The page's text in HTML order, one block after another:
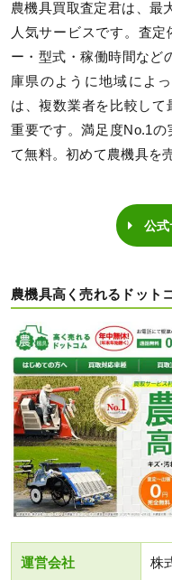
農機具買取査定君は、最
人気サービスです。査
ー・型式・稼働時間など
庫県のように地域によ
は、複数業者を比較し
重要です。満足度No.1
て無料。初めて農機具を
公
農機具高く売れるドット
運営会社 株